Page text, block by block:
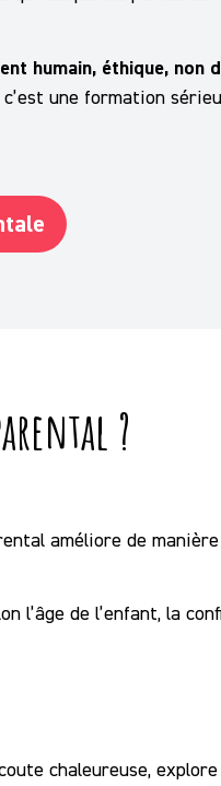
humain, éthique, non
une formation
?
améliore de
l’âge de l’enfant, la
chaleureuse,